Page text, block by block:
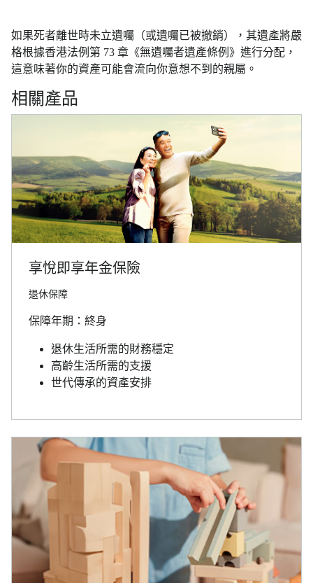
如果死者離世時未立遺囑（或遺囑已被撤銷），其遺產將嚴
格根據香港法例第 73 章《無遺囑者遺產條例》進行分配，
這意味著你的資產可能會流向你意想不到的親屬。
相關產品
享悅即享年金保險
退休保障
保障年期：終身
退休生活所需的財務穩定
高齡生活所需的支援
世代傳承的資產安排